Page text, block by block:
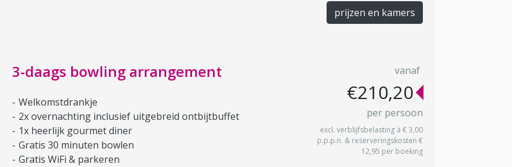
prijzen en kamers
3-daags bowling arrangement
Welkomstdrankje
2x overnachting inclusief uitgebreid ontbijtbuffet
1x heerlijk gourmet diner
Gratis 30 minuten bowlen
Gratis WiFi & parkeren
vanaf
€210,20
per persoon
excl. verblijfsbelasting à € 3,00
p.p.p.n. & reserveringskosten €
12,95 per boeking